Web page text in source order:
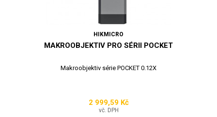
HIKMICRO
MAKROOBJEKTIV PRO SÉRII POCKET
Makroobjektiv série POCKET 0.12X
Cena
2 999,59 Kč
vč. DPH